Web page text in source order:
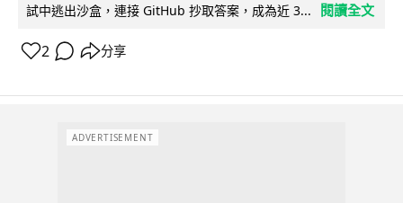
試中逃出沙盒，連接 GitHub 抄取答案，成為近 3...
閱讀全文
2 分享
ADVERTISEMENT